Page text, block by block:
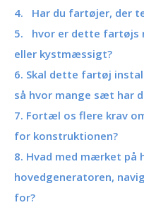
4. Har du fartøjer, der
5. hvor er dette fartøjs
eller kystmæssigt?
6. Skal dette fartøj
så hvor mange sæt har
7. Fortæl os flere krav
for konstruktionen?
8. Hvad med mærket på
hovedgeneratoren,
for?